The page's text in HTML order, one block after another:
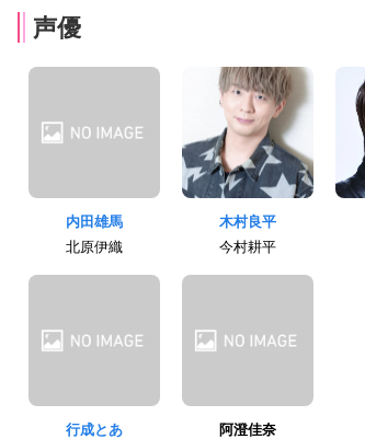
声優
内田雄馬
北原伊織
木村良平
今村耕平
行成とあ
阿澄佳奈